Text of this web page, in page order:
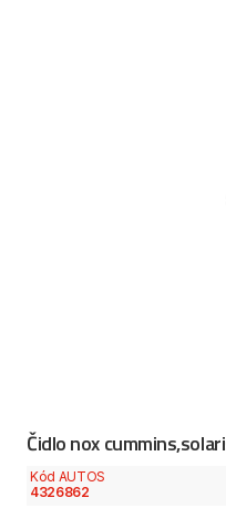
Čidlo nox
Kód AUTOS
4326862